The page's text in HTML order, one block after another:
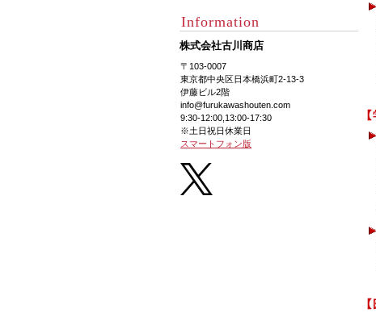
Information
株式会社古川商店
〒103-0007
東京都中央区日本橋浜町2-13-3
伊藤ビル2階
info@furukawashouten.com
9:30-12:00,13:00-17:30
※土日祝日休業日
スマートフォン版